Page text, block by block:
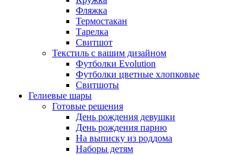
Фляжка
Термостакан
Тарелка
Свитшот
Текстиль с вашим дизайном
Футболки Evolution
Футболки цветные хлопковые
Свитшоты
Гелиевые шары
Готовые решения
День рождения девушки
День рождения парню
На выписку из роддома
Наборы детям